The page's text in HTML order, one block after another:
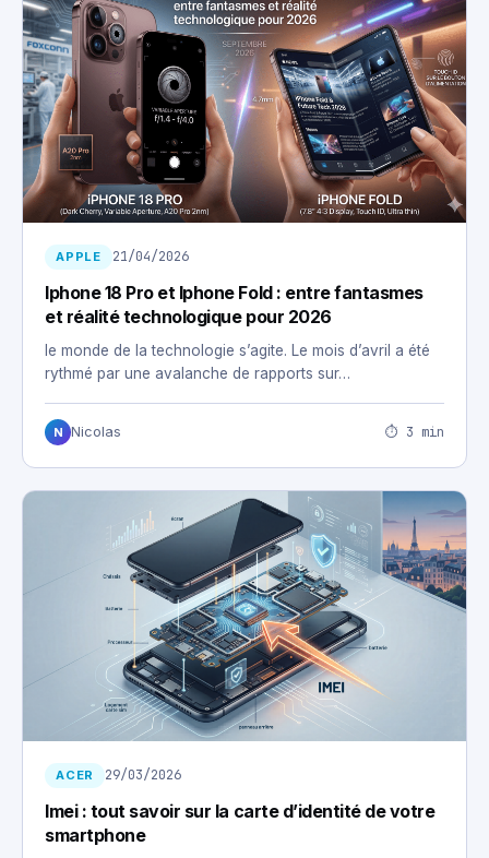
APPLE 21/04/2026
Iphone 18 Pro et Iphone Fold : entre fantasmes
et réalité technologique pour 2026
le monde de la technologie s’agite. Le mois d’avril a été
rythmé par une avalanche de rapports sur…
N Nicolas ⏱ 3 min
ACER 29/03/2026
Imei : tout savoir sur la carte d’identité de votre
smartphone